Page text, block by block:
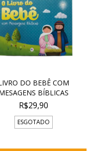
DO BEBÊ COM
BÍBLICAS
R$29,90
ESGOTADO